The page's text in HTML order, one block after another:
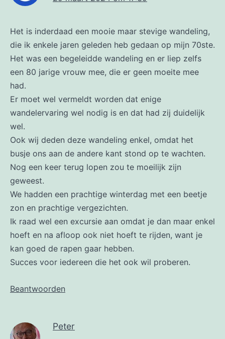
Het is inderdaad een mooie maar stevige wandeling,
die ik enkele jaren geleden heb gedaan op mijn 70ste.
Het was een begeleidde wandeling en er liep zelfs
een 80 jarige vrouw mee, die er geen moeite mee
had.
Er moet wel vermeldt worden dat enige
wandelervaring wel nodig is en dat had zij duidelijk
wel.
Ook wij deden deze wandeling enkel, omdat het
busje ons aan de andere kant stond op te wachten.
Nog een keer terug lopen zou te moeilijk zijn
geweest.
We hadden een prachtige winterdag met een beetje
zon en prachtige vergezichten.
Ik raad wel een excursie aan omdat je dan maar enkel
hoeft en na afloop ook niet hoeft te rijden, want je
kan goed de rapen gaar hebben.
Succes voor iedereen die het ook wil proberen.
Beantwoorden
Peter